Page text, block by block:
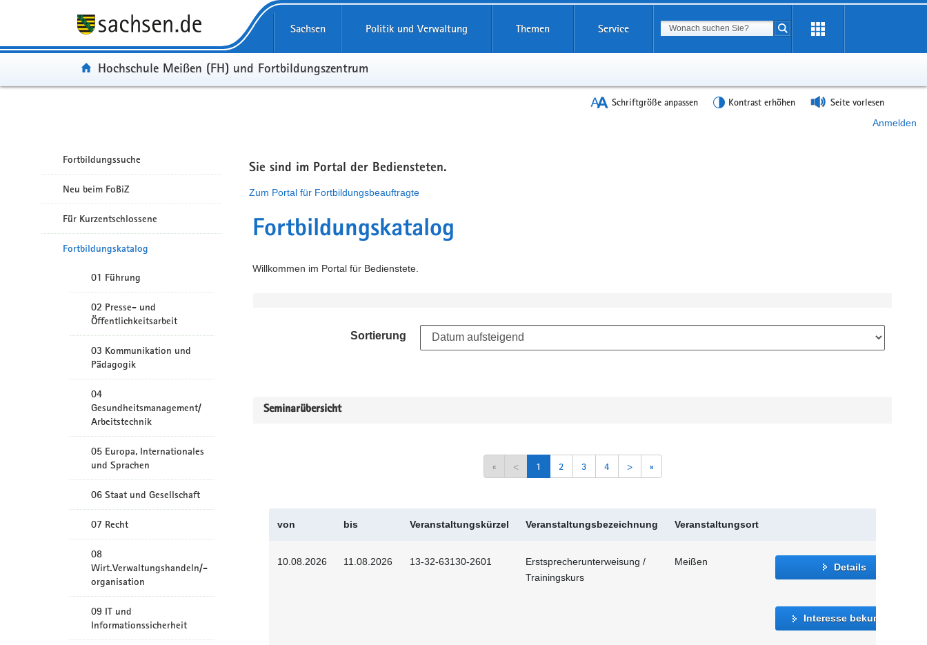
Sachsen Politik und Verwaltung Themen Service Suchbegriff
Suche starten
Portal:
Hochschule Meißen (FH) und Fortbildungszentrum
Schriftgröße anpassen Kontrast erhöhen Seite vorlesen
Anmelden
Fortbildungssuche
Neu beim FoBiZ
Für Kurzentschlossene
Fortbildungskatalog
01 Führung
02 Presse- und
Öffentlichkeitsarbeit
03 Kommunikation und
Pädagogik
04
Gesundheitsmanagement/
Arbeitstechnik
05 Europa, Internationales
und Sprachen
06 Staat und Gesellschaft
07 Recht
08
Wirt.Verwaltungshandeln/-
organisation
09 IT und
Informationssicherheit
Sie sind im Portal der Bediensteten.
Zum Portal für Fortbildungsbeauftragte
Fortbildungskatalog
Willkommen im Portal für Bedienstete.
Sortierung
Seminarübersicht
« < 1 2 3 4 > »
von bis Veranstaltungskürzel Veranstaltungsbezeichnung Veranstaltungsort
10.08.2026 11.08.2026 13-32-63130-2601
Erstsprecherunterweisung /
Trainingskurs
Meißen Details
Interesse bekunden